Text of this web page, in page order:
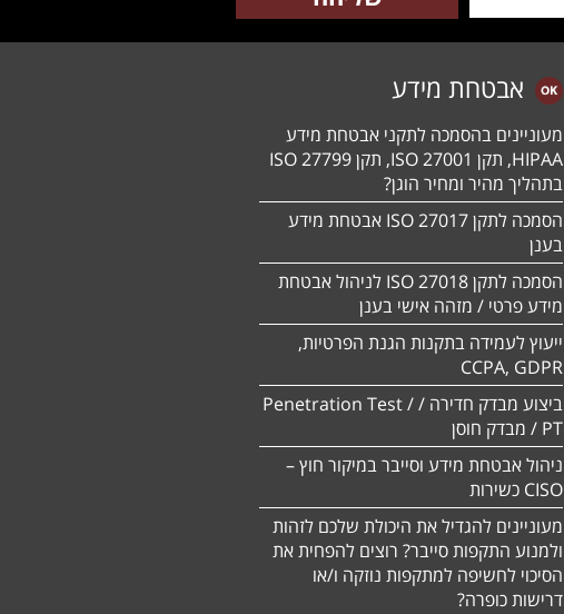
אבטחת מידע
מעוניינים בהסמכה לתקני אבטחת מידע
בתהליך מהיר ומחיר הוגן?
הסמכה לתקן 27017 ISO אבטחת מידע
בענן
הסמכה לתקן ISO 27018 לניהול אבטחת
מידע פרטי / מזהה אישי בענן
ייעוץ לעמידה בתקנות הגנת הפרטיות,
CCPA, GDPR
ביצוע מבדק חדירה / Penetration Test /
PT / מבדק חוסן
ניהול אבטחת מידע וסייבר במיקור חוץ –
CISO כשירות
מעוניינים להגדיל את היכולת שלכם לזהות
ולמנוע התקפות סייבר? רוצים להפחית את
הסיכוי לחשיפה למתקפות נוזקה ו/או
דרישות כופרה?